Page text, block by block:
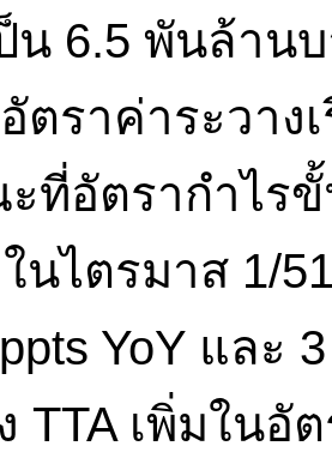
น 6.5 พันล้าน
ตราค่าระวาง
ที่อัตรากำไรขั้
นไตรมาส 1/
YoY และ
TTA เพิ่มใน